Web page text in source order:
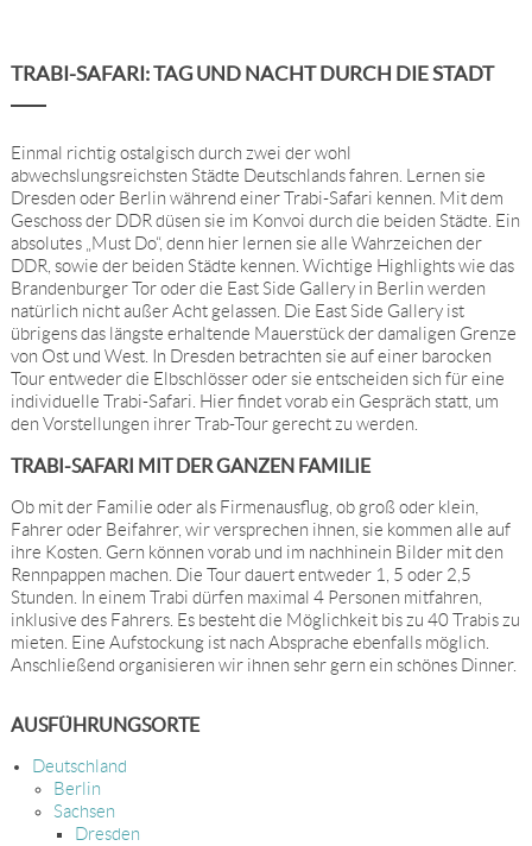
TRABI-SAFARI: TAG UND NACHT DURCH DIE STADT
Einmal richtig ostalgisch durch zwei der wohl
abwechslungsreichsten Städte Deutschlands fahren. Lernen sie
Dresden oder Berlin während einer Trabi-Safari kennen. Mit dem
Geschoss der DDR düsen sie im Konvoi durch die beiden Städte. Ein
absolutes „Must Do“, denn hier lernen sie alle Wahrzeichen der
DDR, sowie der beiden Städte kennen. Wichtige Highlights wie das
Brandenburger Tor oder die East Side Gallery in Berlin werden
natürlich nicht außer Acht gelassen. Die East Side Gallery ist
übrigens das längste erhaltende Mauerstück der damaligen Grenze
von Ost und West. In Dresden betrachten sie auf einer barocken
Tour entweder die Elbschlösser oder sie entscheiden sich für eine
individuelle Trabi-Safari. Hier findet vorab ein Gespräch statt, um
den Vorstellungen ihrer Trab-Tour gerecht zu werden.
TRABI-SAFARI MIT DER GANZEN FAMILIE
Ob mit der Familie oder als Firmenausflug, ob groß oder klein,
Fahrer oder Beifahrer, wir versprechen ihnen, sie kommen alle auf
ihre Kosten. Gern können vorab und im nachhinein Bilder mit den
Rennpappen machen. Die Tour dauert entweder 1, 5 oder 2,5
Stunden. In einem Trabi dürfen maximal 4 Personen mitfahren,
inklusive des Fahrers. Es besteht die Möglichkeit bis zu 40 Trabis zu
mieten. Eine Aufstockung ist nach Absprache ebenfalls möglich.
Anschließend organisieren wir ihnen sehr gern ein schönes Dinner.
AUSFÜHRUNGSORTE
Deutschland
Berlin
Sachsen
Dresden